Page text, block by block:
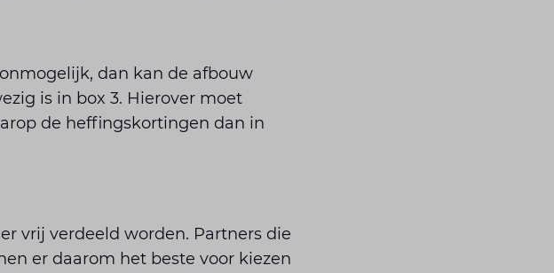
dan kan de afbouw
is in box 3. Hierover moet
de heffingskortingen dan in
vrij verdeeld worden. Partners die
er daarom het beste voor kiezen